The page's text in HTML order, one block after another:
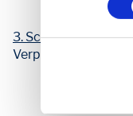
3. Schritt:Die